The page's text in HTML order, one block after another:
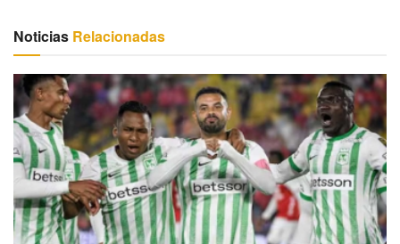
Noticias Relacionadas